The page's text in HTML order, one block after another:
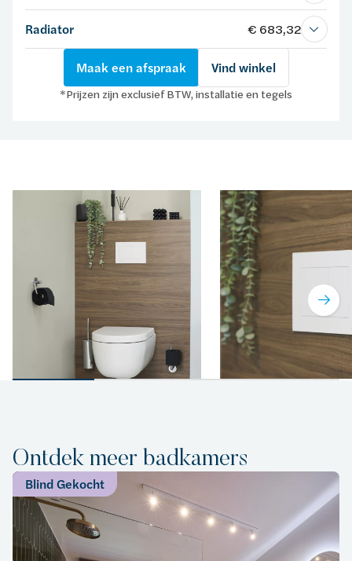
Radiator € 683,32
Maak een afspraak Vind winkel
*Prijzen zijn exclusief BTW, installatie en tegels
Ontdek meer badkamers
Blind Gekocht